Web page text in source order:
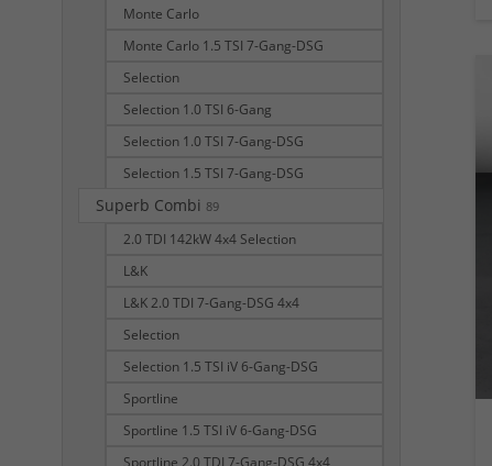
Monte Carlo
Monte Carlo 1.5 TSI 7-Gang-DSG
Selection
Selection 1.0 TSI 6-Gang
Selection 1.0 TSI 7-Gang-DSG
Selection 1.5 TSI 7-Gang-DSG
Superb Combi 89
2.0 TDI 142kW 4x4 Selection
L&K
L&K 2.0 TDI 7-Gang-DSG 4x4
Selection
Selection 1.5 TSI iV 6-Gang-DSG
Sportline
Sportline 1.5 TSI iV 6-Gang-DSG
Sportline 2.0 TDI 7-Gang-DSG 4x4